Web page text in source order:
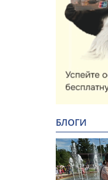
БЛОГИ